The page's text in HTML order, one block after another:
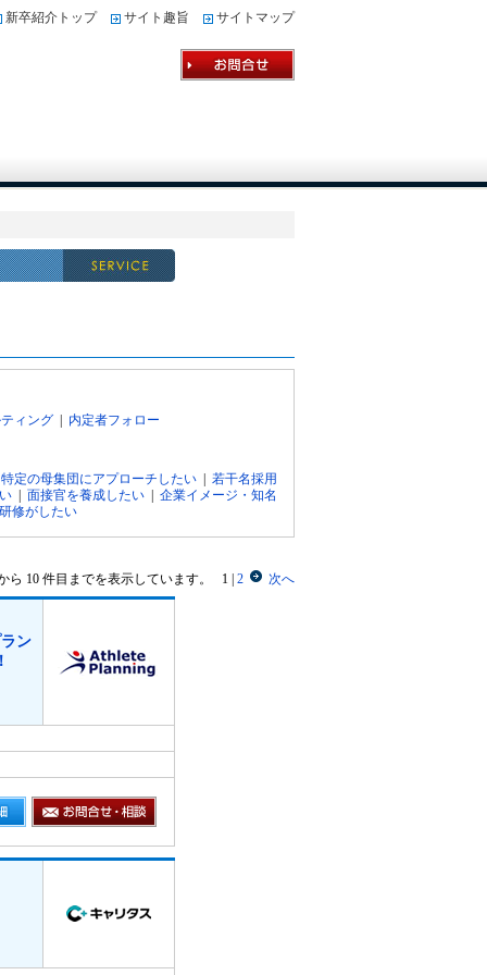
新卒紹介トップ サイト趣旨 サイトマップ
ィング 内定者フォロー
特定の母集団にアプローチしたい
若干名採用
面接官を養成したい
企業イメージ・知名
修がしたい
ら 10 件目までを表示しています。 1 2 次へ
ン